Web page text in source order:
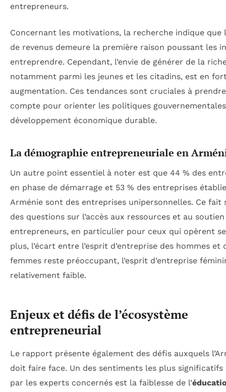
entrepreneurs.
Concernant les motivations, la recherche indique que
de revenus demeure la première raison poussant les
entreprendre. Cependant, l’envie de générer de la
notamment parmi les jeunes et les citadins, est en
augmentation. Ces tendances sont cruciales à
compte pour orienter les politiques
développement économique durable.
La démographie entrepreneuriale en
Un autre point essentiel à noter est que 44 % des
en phase de démarrage et 53 % des entreprises
Arménie sont des entreprises unipersonnelles. Ce fait
des questions sur l’accès aux ressources et au
entrepreneurs, en particulier pour ceux qui opèrent
plus, l’écart entre l’esprit d’entreprise des hommes et
femmes reste préoccupant, l’esprit d’entreprise
relativement faible.
Enjeux et défis de l’écosystème
entrepreneurial
Le rapport présente également des défis auxquels
doit faire face. Un des sentiments les plus significatifs
par les experts concernés est la faiblesse de l’